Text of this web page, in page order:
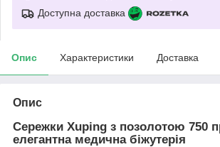
Доступна доставка
Опис Характеристики Доставка
Опис
Сережки Xuping з позолотою 750
елегантна медична біжутерія